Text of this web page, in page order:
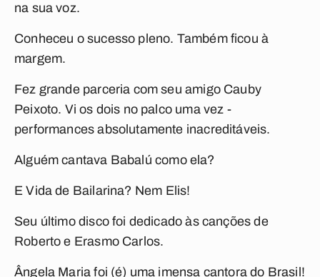
na sua voz.
Conheceu o sucesso pleno. Também ficou à
margem.
Fez grande parceria com seu amigo Cauby
Peixoto. Vi os dois no palco uma vez -
performances absolutamente inacreditáveis.
Alguém cantava Babalú como ela?
EVida de Bailarina? Nem Elis!
Seu último disco foi dedicado às canções de
Roberto e Erasmo Carlos.
Ângela Maria foi (é) uma imensa cantora do Brasil!